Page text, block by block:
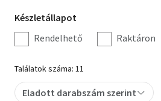
Hobbi, szabadidő
Irodalom
Művészet
Szakkönyv
Készletállapot
szűrés
Készletállapot
Rendelhető
Raktáron
Találatok száma: 11
Eladott darabszám szerint